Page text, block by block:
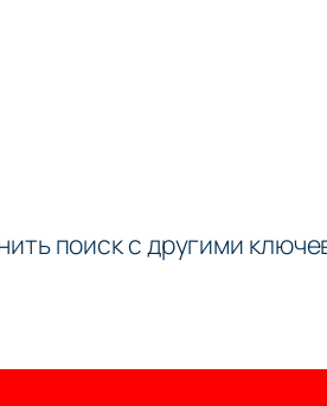
поиск с другими